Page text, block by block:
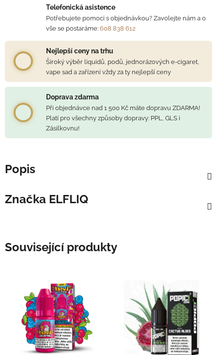
Telefonická asistence
Potřebujete pomoci s objednávkou? Zavolejte nám a o
vše se postaráme: 608 838 612
Nejlepší ceny na trhu
Široký výběr liquidů, podů, jednorázových e-cigaret,
vape sad a zařízení vždy za ty nejlepší ceny
Doprava zdarma
Při objednávce nad 1 500 Kč máte dopravu ZDARMA!
Platí pro všechny způsoby dopravy: PPL, GLS i
Zásilkovnu!
Popis
Značka ELFLIQ
Související produkty